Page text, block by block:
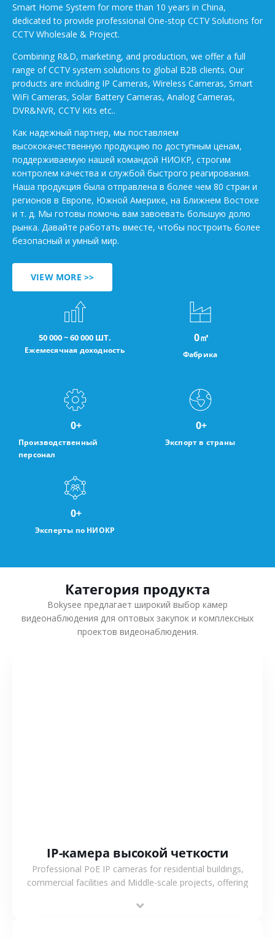
Smart Home System for more than 10 years in China,
dedicated to provide professional One-stop CCTV Solutions for
CCTV Wholesale & Project.
Combining R&D, marketing, and production, we offer a full
range of CCTV system solutions to global B2B clients. Our
products are including IP Cameras, Wireless Cameras, Smart
WiFi Cameras, Solar Battery Cameras, Analog Cameras,
DVR&NVR, CCTV Kits etc..
Как надежный партнер, мы поставляем
высококачественную продукцию по доступным ценам,
поддерживаемую нашей командой НИОКР, строгим
контролем качества и службой быстрого реагирования.
Наша продукция была отправлена в более чем 80 стран и
регионов в Европе, Южной Америке, на Ближнем Востоке
и т. д. Мы готовы помочь вам завоевать большую долю
рынка. Давайте работать вместе, чтобы построить более
безопасный и умный мир.
VIEW MORE >>
50 000 ~ 60 000 ШТ.
Ежемесячная доходность Фабрика
0㎡
Производственный
персонал
0+
Экспорт в страны
0+
Эксперты по НИОКР
0+
Категория продукта
Bokysee предлагает широкий выбор камер
видеонаблюдения для оптовых закупок и комплексных
проектов видеонаблюдения.
IP-камера высокой четкости
Professional PoE IP cameras for residential buildings,
commercial facilities and Middle-scale projects, offering
support.